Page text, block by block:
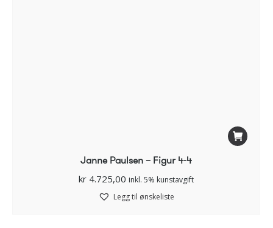
Janne Paulsen – Figur 4-4
kr 4.725,00 inkl. 5% kunstavgift
Legg til ønskeliste